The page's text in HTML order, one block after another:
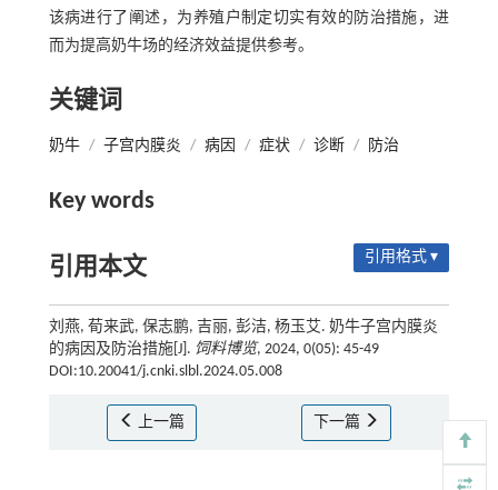
该病进行了阐述，为养殖户制定切实有效的防治措施，进
而为提高奶牛场的经济效益提供参考。
关键词
奶牛 / 子宫内膜炎 / 病因 / 症状 / 诊断 / 防治
Key words
引用本文 引用格式 ▾
刘燕, 荀来武, 保志鹏, 吉丽, 彭洁, 杨玉艾. 奶牛子宫内膜炎
的病因及防治措施[J]. 饲料博览, 2024, 0(05): 45-49
DOI:10.20041/j.cnki.slbl.2024.05.008
上一篇 下一篇